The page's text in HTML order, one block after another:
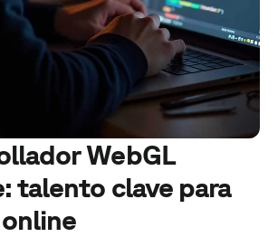
WebGL
talento clave para